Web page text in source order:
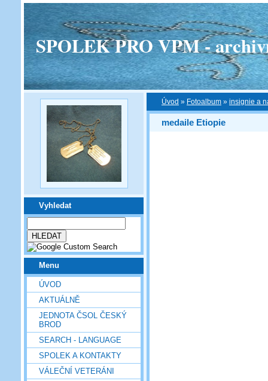
SPOLEK PRO VPM -
Vyhledat
Menu
ÚVOD
AKTUÁLNĚ
JEDNOTA ČSOL ČESKÝ
BROD
SEARCH - LANGUAGE
SPOLEK A KONTAKTY
VÁLEČNÍ VETERÁNI
Úvod » Fotoalbum » insignie a
medaile Etiopie